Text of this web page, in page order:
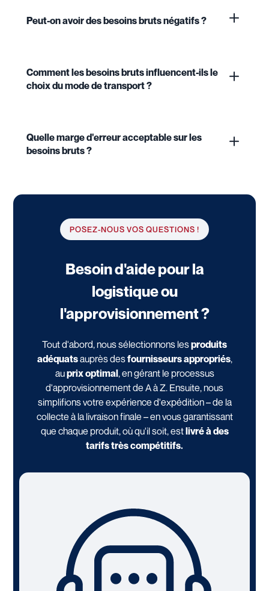
Peut-on avoir des besoins bruts négatifs ?
Comment les besoins bruts influencent-ils le
choix du mode de transport ?
Quelle marge d'erreur acceptable sur les
besoins bruts ?
POSEZ-NOUS VOS QUESTIONS !
Besoin d'aide pour la
logistique ou
l'approvisionnement ?
Tout d'abord, nous sélectionnons lesproduits
adéquatsauprès desfournisseurs appropriés,
auprix optimal, en gérant le processus
d'approvisionnement de A à Z. Ensuite, nous
simplifions votre expérience d'expédition – de la
collecte à la livraison finale – en vous garantissant
que chaque produit, où qu'il soit, estlivré à des
tarifs très compétitifs.